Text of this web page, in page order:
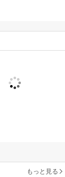
もっと見る